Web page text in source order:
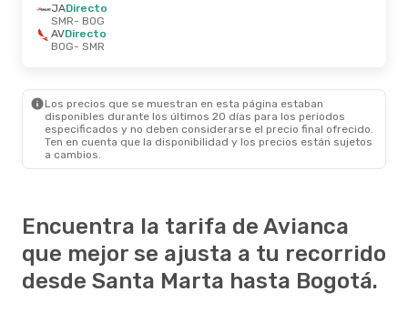
JADirecto
SMR- BOG
AVDirecto
BOG- SMR
Los precios que se muestran en esta página estaban
disponibles durante los últimos 20 días para los periodos
especificados y no deben considerarse el precio final ofrecido.
Ten en cuenta que la disponibilidad y los precios están sujetos
a cambios.
Encuentra la tarifa de Avianca
que mejor se ajusta a tu recorrido
desde Santa Marta hasta Bogotá.